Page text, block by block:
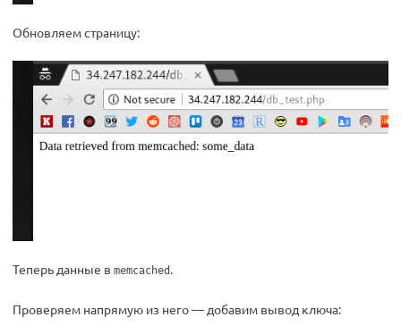
Обновляем страницу:
Теперь данные в memcached .
Проверяем напрямую из него — добавим вывод ключа: